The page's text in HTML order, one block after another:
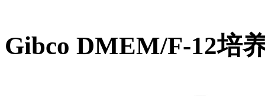
Gibco DMEM/F-12培